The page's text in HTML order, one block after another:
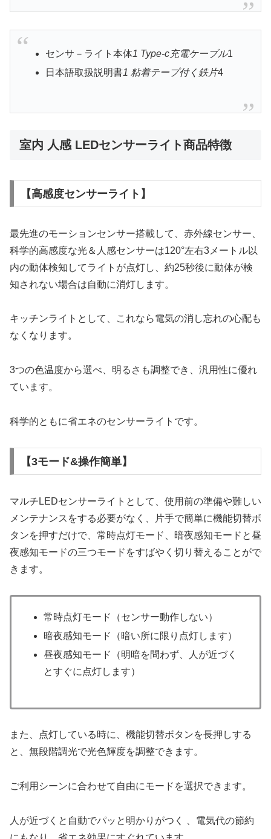
センサ－ライト本体1 Type-c充電ケーブル1
日本語取扱説明書1 粘着テープ付く鉄片4
室内 人感 LEDセンサーライト商品特徴
【高感度センサーライト】
最先進のモーションセンサー搭載して、赤外線センサー、
科学的高感度な光＆人感センサーは120°左右3メートル以
内の動体検知してライトが点灯し、約25秒後に動体が検
知されない場合は自動に消灯します。
キッチンライトとして、これなら電気の消し忘れの心配も
なくなります。
3つの色温度から選べ、明るさも調整でき、汎用性に優れ
ています。
科学的ともに省エネのセンサーライトです。
【3モード&操作簡単】
マルチLEDセンサーライトとして、使用前の準備や難しい
メンテナンスをする必要がなく、片手で簡単に機能切替ボ
タンを押すだけで、常時点灯モード、暗夜感知モードと昼
夜感知モードの三つモードをすばやく切り替えることがで
きます。
常時点灯モード（センサー動作しない）
暗夜感知モード（暗い所に限り点灯します）
昼夜感知モード（明暗を問わず、人が近づく
とすぐに点灯します）
また、点灯している時に、機能切替ボタンを長押しする
と、無段階調光で光色輝度を調整できます。
ご利用シーンに合わせて自由にモードを選択できます。
人が近づくと自動でパッと明かりがつく 、電気代の節約